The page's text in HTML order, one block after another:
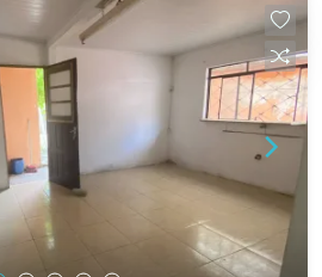
bem distribuídos e
de qualidade. Pátio, ideal para
até mesmo para quem tem
é um grande diferencial na
não tenha garagem, há
uma vaga nas
construir uma
em uma casa com pátio, um